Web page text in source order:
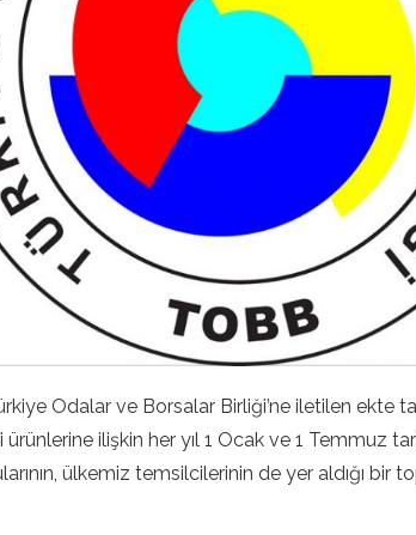
Odalar ve Borsalar Birliği’ne iletilen
ilişkin her yıl 1 Ocak ve 1 Temmuz
ülkemiz temsilcilerinin de yer aldığı